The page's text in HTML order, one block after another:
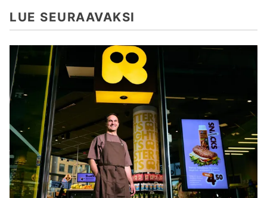
LUE SEURAAVAKSI